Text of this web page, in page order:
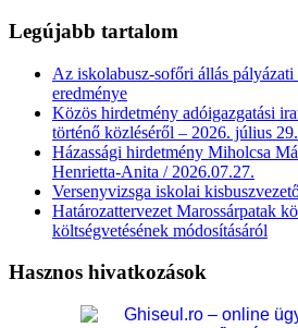
Legújabb tartalom
Az iskolabusz-sofőri állás
eredménye
Közös hirdetmény adóigazgatási
történő közléséről – 2026. július 29.
Házassági hirdetmény Miholcsa
Henrietta-Anita / 2026.07.27.
Versenyvizsga iskolai
Határozattervezet Marossárpatak
költségvetésének módosításáról
Hasznos hivatkozások